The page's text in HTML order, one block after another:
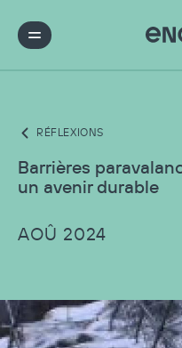
RÉFLEXIONS
Barrières
un avenir durable
AOÛ 2024